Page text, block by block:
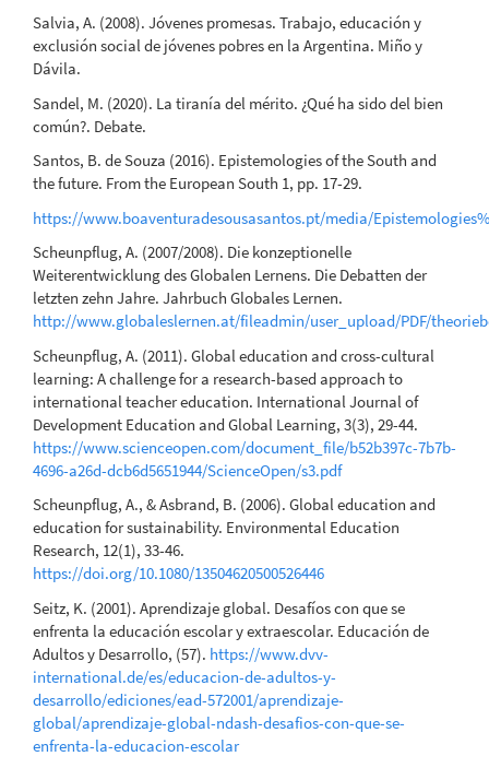
Salvia, A. (2008). Jóvenes promesas. Trabajo, educación y
exclusión social de jóvenes pobres en la Argentina. Miño y
Dávila.
Sandel, M. (2020). La tiranía del mérito. ¿Qué ha sido del bien
común?. Debate.
Santos, B. de Souza (2016). Epistemologies of the South and
the future. From the European South 1, pp. 17-29.
https://www.boaventuradesousasantos.pt/media/
Scheunpflug, A. (2007/2008). Die konzeptionelle
Weiterentwicklung des Globalen Lernens. Die Debatten der
letzten zehn Jahre. Jahrbuch Globales Lernen.
http://www.globaleslernen.at/fileadmin/user_upload/PDF/
Scheunpflug, A. (2011). Global education and cross-cultural
learning: A challenge for a research-based approach to
international teacher education. International Journal of
Development Education and Global Learning, 3(3), 29-44.
https://www.scienceopen.com/document_file/b52b397c-7b7b-
4696-a26d-dcb6d5651944/ScienceOpen/s3.pdf
Scheunpflug, A., & Asbrand, B. (2006). Global education and
education for sustainability. Environmental Education
Research, 12(1), 33-46.
https://doi.org/10.1080/13504620500526446
Seitz, K. (2001). Aprendizaje global. Desafíos con que se
enfrenta la educación escolar y extraescolar. Educación de
Adultos y Desarrollo, (57). https://www.dvv-
international.de/es/educacion-de-adultos-y-
desarrollo/ediciones/ead-572001/aprendizaje-
global/aprendizaje-global-ndash-desafios-con-que-se-
enfrenta-la-educacion-escolar